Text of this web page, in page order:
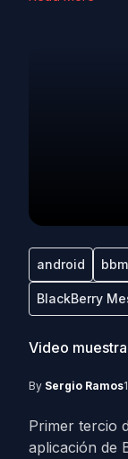
android bbm
BlackBerry
Video
By Sergio Ramos
Primer tercio
aplicación de